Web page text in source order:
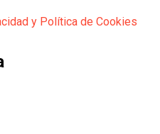
y Política de Cookies